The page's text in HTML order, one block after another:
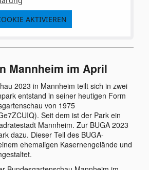
AKTIVIEREN
Mannheim im April
2023 in Mannheim teilt sich in zwei
entstand in seiner heutigen Form
von 1975
Seit dem ist der Park ein
Mannheim. Zur BUGA 2023
dazu. Dieser Teil des BUGA-
ehemaligen Kasernengelände und